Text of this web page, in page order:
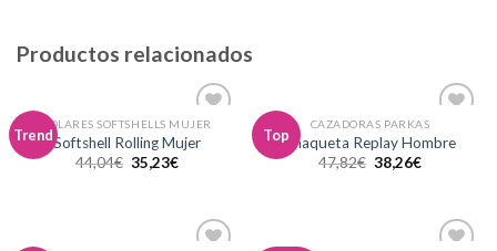
Productos relacionados
Trend
Añadir
a la
POLARES SOFTSHELLS MUJER
Softshell Rolling Mujer
44,04€ 35,23€
Top
Añadir
a la
CAZADORAS PARKAS
Chaqueta Replay Hombre
47,82€ 38,26€